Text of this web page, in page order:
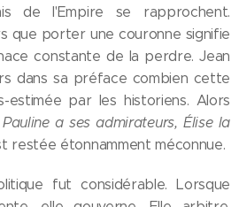
de l'Empire se rapprochent.
que porter une couronne signifie
constante de la perdre. Jean
dans sa préface combien cette
estimée par les historiens. Alors
a ses admirateurs, Élise la
restée étonnamment méconnue.
fut considérable. Lorsque